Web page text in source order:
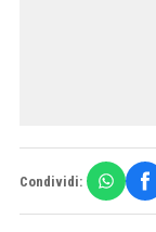
Condividi: